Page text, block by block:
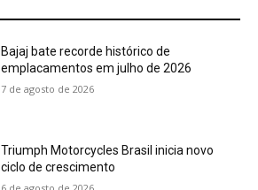
Bajaj bate recorde histórico de
emplacamentos em julho de 2026
7 de agosto de 2026
Triumph Motorcycles Brasil inicia novo
ciclo de crescimento